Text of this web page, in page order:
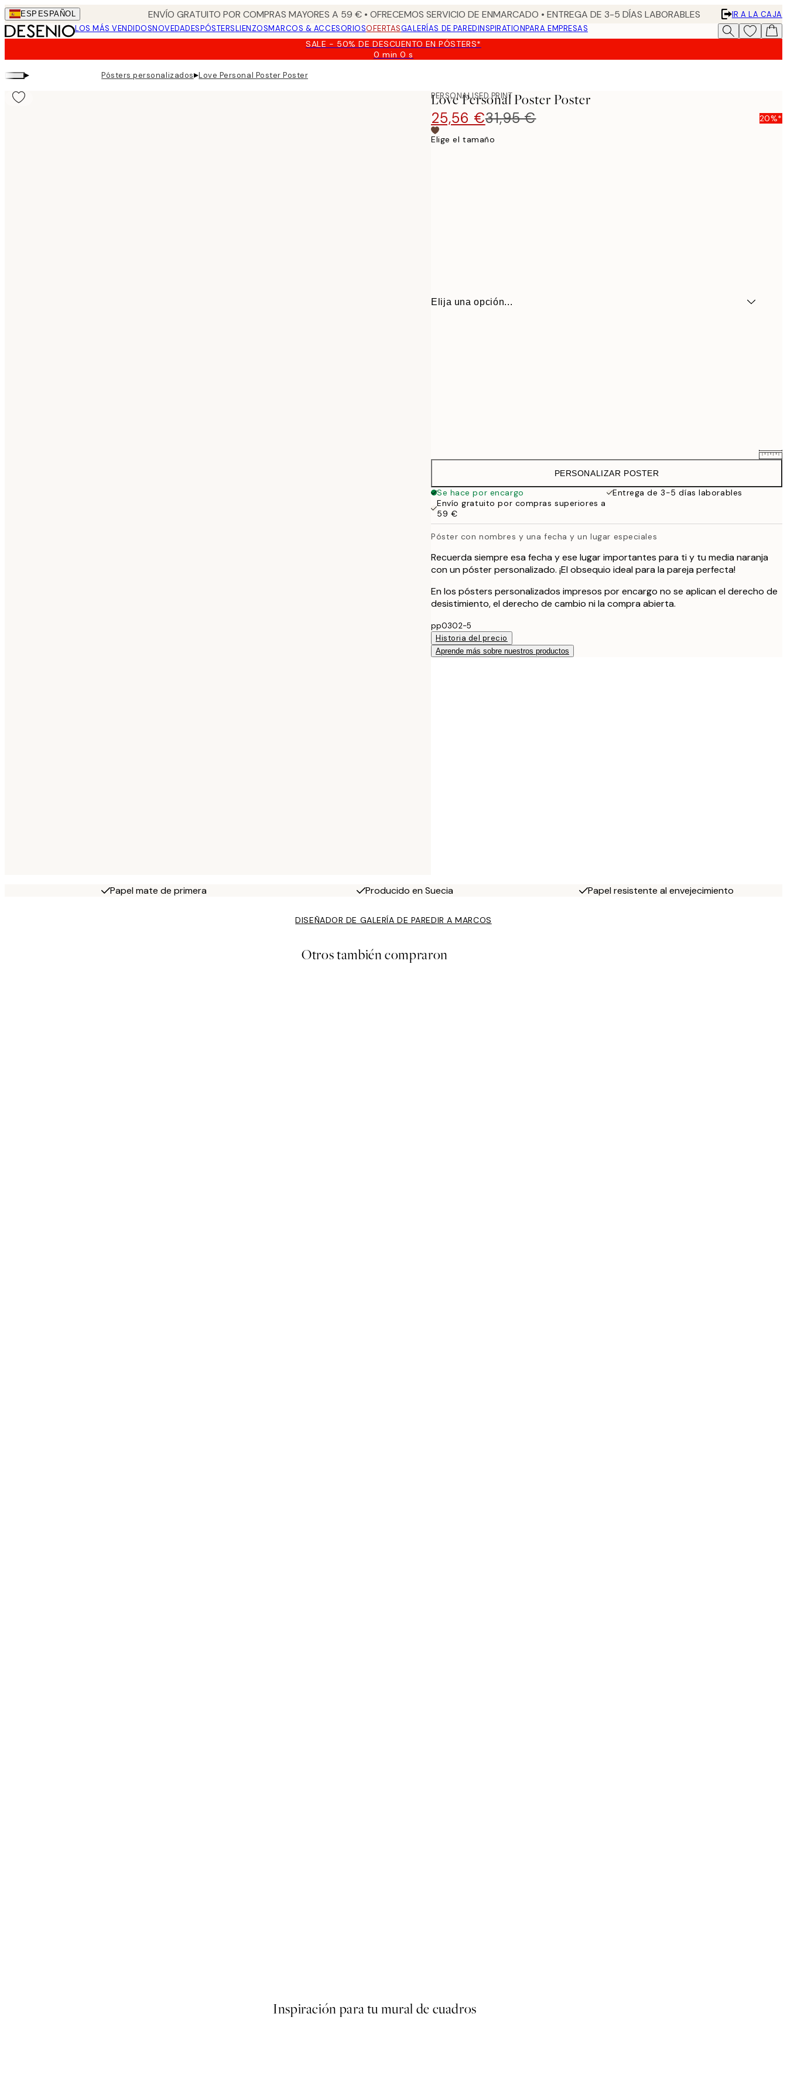
Skip
to
main
ESP ESPAÑOL ENVÍO GRATUITO POR COMPRAS MAYORES A 59 € • OFRECEMOS SERVICIO DE ENMARCADO • ENTREGA DE 3-5 DÍAS LABORABLES
IR A LA CAJA
LOS MÁS VENDIDOSNOVEDADESPÓSTERSLIENZOSMARCOS & ACCESORIOSOFERTASGALERÍAS DE PAREDINSPIRATIONPARA EMPRESAS
SALE - 50% DE DESCUENTO EN PÓSTERS*
0 min0 s
Válido
▸ Pósters personalizados▸Love Personal Poster Poster
PERSONALISED PRINT
Love Personal Poster Poster
25,56 €31,95 € 20%*
Elige el tamaño
Elija una opción...
31,95 €
50x70 cm
PERSONALIZAR POSTER
Se hace por encargo
Entrega de 3-5 días laborables
Envío gratuito por compras superiores a
59 €
Póster con nombres y una fecha y un lugar especiales
Recuerda siempre esa fecha y ese lugar importantes para ti y tu media naranja
con un póster personalizado. ¡El obsequio ideal para la pareja perfecta!
En los pósters personalizados impresos por encargo no se aplican el derecho de
desistimiento, el derecho de cambio ni la compra abierta.
pp0302-5
Historia del precio
Aprende más sobre nuestros productos
Papel mate de primera Producido en Suecia Papel resistente al envejecimiento
DISEÑADOR DE GALERÍA DE PAREDIR A MARCOS
Otros también compraron
Inspiración para tu mural de cuadros